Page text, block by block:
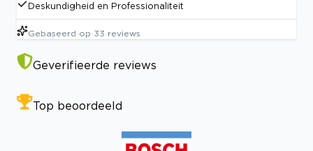
Deskundigheid en Professionaliteit
Gebaseerd op 33 reviews
Geverifieerde reviews
Top beoordeeld